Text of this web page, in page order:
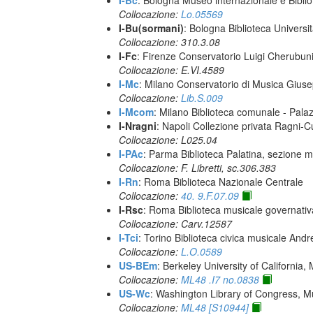
Collocazione: Lo.05569
I-Bu(sormani): Bologna Biblioteca
Collocazione: 310.3.08
I-Fc: Firenze Conservatorio Luigi Cherubuni
Collocazione: E.VI.4589
I-Mc: Milano Conservatorio di Musica
Collocazione: Lib.S.009
I-Mcom: Milano Biblioteca comunale -
I-Nragni: Napoli Collezione privata Ragni-
Collocazione: L025.04
I-PAc: Parma Biblioteca Palatina, sezione
Collocazione: F. Libretti, sc.306.383
I-Rn: Roma Biblioteca Nazionale Centrale
Collocazione: 40. 9.F.07.09
I-Rsc: Roma Biblioteca musicale
Collocazione: Carv.12587
I-Tci: Torino Biblioteca civica musicale
Collocazione: L.O.0589
US-BEm: Berkeley University of California,
Collocazione: ML48 .I7 no.0838
US-Wc: Washington Library of Congress,
Collocazione: ML48 [S10944]